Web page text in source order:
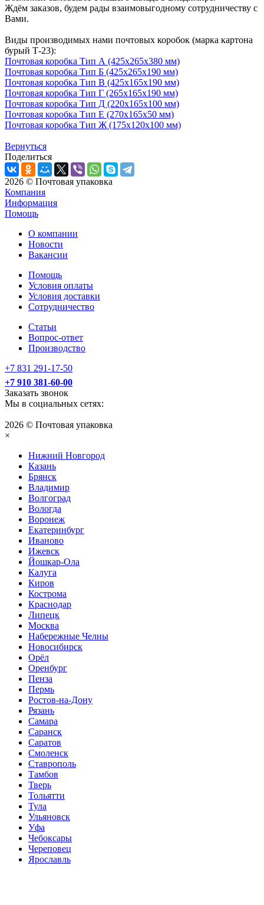
Ждём заказов, будем рады взаимовыгодному сотрудничеству с
Вами.
Виды производимых нами почтовых коробок (марка картона
бурый Т-23):
Почтовая коробка Тип А (425x265x380 мм)
Почтовая коробка Тип Б (425x265x190 мм)
Почтовая коробка Тип В (425x165x190 мм)
Почтовая коробка Тип Г (265x165x190 мм)
Почтовая коробка Тип Д (220x165x100 мм)
Почтовая коробка Тип Е (270x165x50 мм)
Почтовая коробка Тип Ж (175x120x100 мм)
Вернуться
Поделиться
2026 © Почтовая упаковка
Компания
Информация
Помощь
О компании
Новости
Вакансии
Помощь
Условия оплаты
Условия доставки
Сотрудничество
Статьи
Вопрос-ответ
Производство
+7 831 291-17-50
+7 910 381-60-00
Заказать звонок
Мы в социальных сетях:
2026 © Почтовая упаковка
×
Нижний Нoвгород
Казань
Брянск
Владимир
Волгоград
Вологда
Воронеж
Екатеринбург
Иваново
Ижевск
Йошкар-Ола
Калуга
Киров
Кострома
Краснодар
Липецк
Москва
Набережные Челны
Новосибирск
Орёл
Оренбург
Пенза
Пермь
Ростов-на-Дону
Рязань
Самара
Саранск
Саратов
Смоленск
Ставрополь
Тамбов
Тверь
Тольятти
Тула
Ульяновск
Уфа
Чебоксары
Череповец
Ярославль